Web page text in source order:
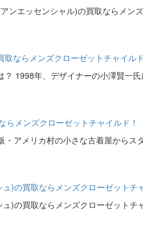
ンエッセンシャル)の買取ならメン
ならメンズクローゼットチャイル
？ 1998年、デザイナーの小澤賢一
らメンズクローゼットチャイルド！
・アメリカ村の小さな古着屋からス
)の買取ならメンズクローゼットチ
ュ)の買取ならメンズクローゼット